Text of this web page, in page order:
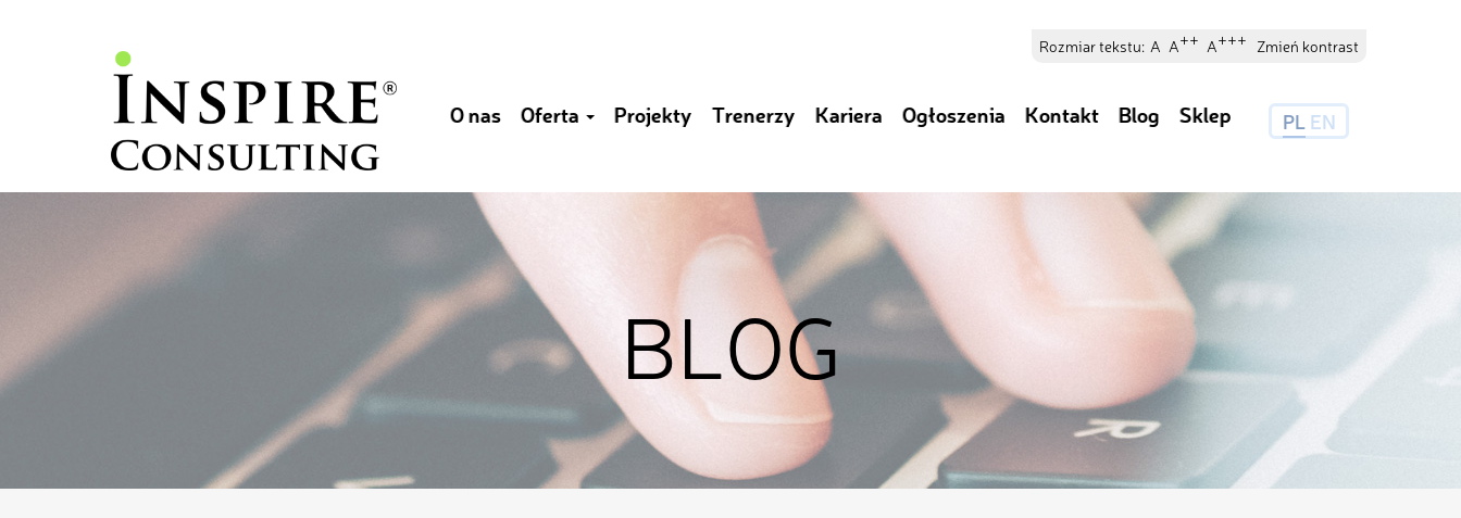
Rozmiar tekstu: A A++ A+++ Zmień kontrast
O nas Oferta Projekty Trenerzy Kariera Ogłoszenia Kontakt Blog Sklep PL EN
BLOG